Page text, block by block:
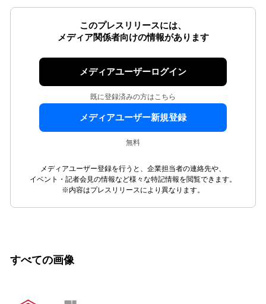
このプレスリリースには、
メディア関係者向けの情報があります
メディアユーザーログイン
既に登録済みの方はこちら
メディアユーザー新規登録
無料
メディアユーザー登録を行うと、企業担当者の連絡先や、
イベント・記者会見の情報など様々な特記情報を閲覧できます。
※内容はプレスリリースにより異なります。
すべての画像